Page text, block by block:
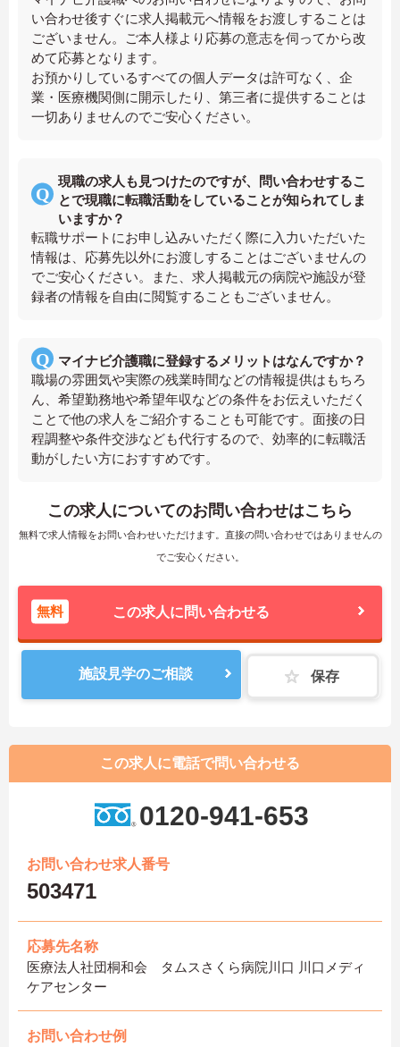
い合わせ後すぐに求人掲載元へ情報をお渡しすることは
ございません。ご本人様より応募の意志を伺ってから改
めて応募となります。
お預かりしているすべての個人データは許可なく、企
業・医療機関側に開示したり、第三者に提供することは
一切ありませんのでご安心ください。
現職の求人も見つけたのですが、問い合わせするこ
とで現職に転職活動をしていることが知られてしま
いますか？
転職サポートにお申し込みいただく際に入力いただいた
情報は、応募先以外にお渡しすることはございませんの
でご安心ください。また、求人掲載元の病院や施設が登
録者の情報を自由に閲覧することもございません。
マイナビ介護職に登録するメリットはなんですか？
職場の雰囲気や実際の残業時間などの情報提供はもちろ
ん、希望勤務地や希望年収などの条件をお伝えいただく
ことで他の求人をご紹介することも可能です。面接の日
程調整や条件交渉なども代行するので、効率的に転職活
動がしたい方におすすめです。
この求人についてのお問い合わせはこちら
無料で求人情報をお問い合わせいただけます。直接の問い合わせではありませんの
でご安心ください。
無料 この求人に問い合わせる
施設見学のご相談 保存
この求人に電話で問い合わせる
0120-941-653
お問い合わせ求人番号
503471
応募先名称
医療法人社団桐和会 タムスさくら病院川口 川口メディ
ケアセンター
お問い合わせ例